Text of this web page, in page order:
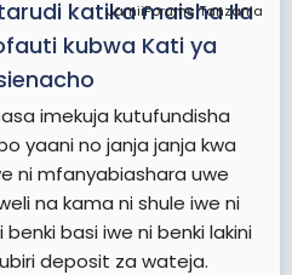
JamiiForums Tanzania
katika maisha Ila
kubwa Kati ya
imekuja kutufundisha
yaani no janja janja kwa
ni mfanyabiashara uwe
na kama ni shule iwe ni
basi iwe ni benki lakini
deposit za wateja.